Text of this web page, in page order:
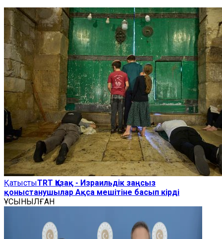
ҚатыстыTRT Қазақ - Израильдік заңсыз
қоныстанушылар Ақса мешітіне басып кірді
ҰСЫНЫЛҒАН